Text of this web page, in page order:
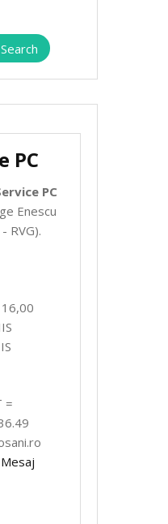
Search
PC
PC
Enescu
RVG).
=